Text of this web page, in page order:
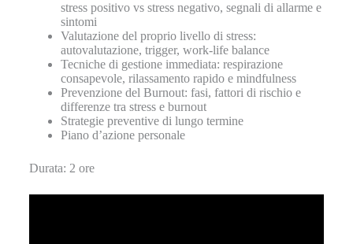
stress positivo vs stress negativo, segnali di allarme e
sintomi
Valutazione del proprio livello di stress:
autovalutazione, trigger, work-life balance
Tecniche di gestione immediata: respirazione
consapevole, rilassamento rapido e mindfulness
Prevenzione del Burnout: fasi, fattori di rischio e
differenze tra stress e burnout
Strategie preventive di lungo termine
Piano d’azione personale
Durata: 2 ore